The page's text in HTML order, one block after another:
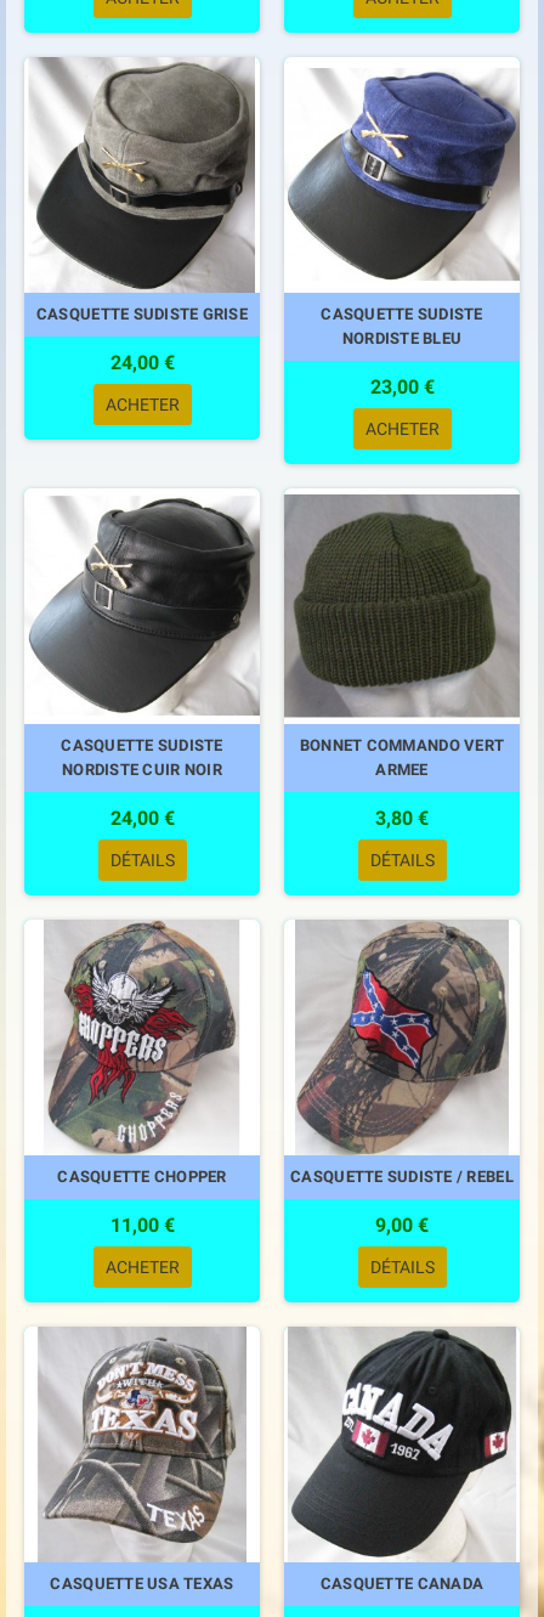
CASQUETTE SUDISTE GRISE
24,00 €
ACHETER
CASQUETTE SUDISTE
NORDISTE BLEU
23,00 €
ACHETER
CASQUETTE SUDISTE
NORDISTE CUIR NOIR
24,00 €
DÉTAILS
BONNET COMMANDO VERT
ARMEE
3,80 €
DÉTAILS
CASQUETTE CHOPPER
11,00 €
ACHETER
CASQUETTE SUDISTE / REBEL
9,00 €
DÉTAILS
CASQUETTE USA TEXAS CASQUETTE CANADA